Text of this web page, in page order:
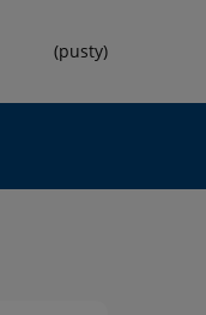
(pusty)